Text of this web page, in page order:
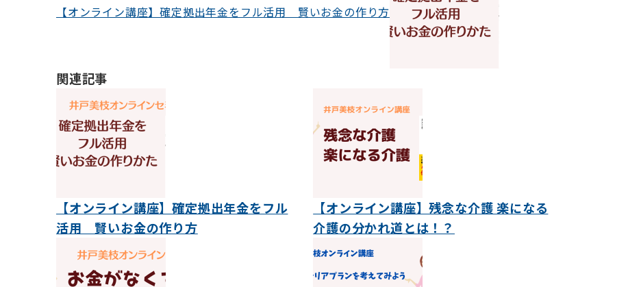
ン【オンライン講座】確定拠出年金をフル活用 賢いお金の作り方
関連記事
【オンライン講座】確定拠出年金をフル
活用 賢いお金の作り方
【オンライン講座】残念な介護 楽になる
介護の分かれ道とは！？